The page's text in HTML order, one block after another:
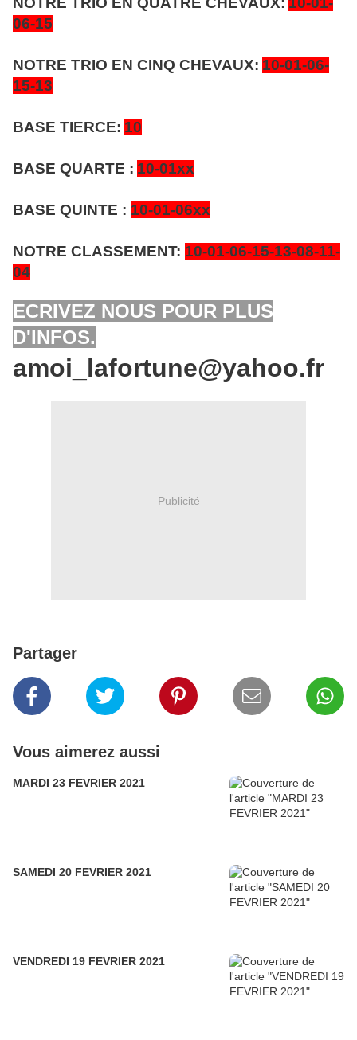
06-15
NOTRE TRIO EN CINQ CHEVAUX: 10-01-06-
15-13
BASE TIERCE: 10
BASE QUARTE : 10-01xx
BASE QUINTE : 10-01-06xx
NOTRE CLASSEMENT: 10-01-06-15-13-08-11-
04
ECRIVEZ NOUS POUR PLUS
D'INFOS.
amoi_lafortune@yahoo.fr
Publicité
Partager
Vous aimerez aussi
MARDI 23 FEVRIER 2021
SAMEDI 20 FEVRIER 2021
VENDREDI 19 FEVRIER 2021